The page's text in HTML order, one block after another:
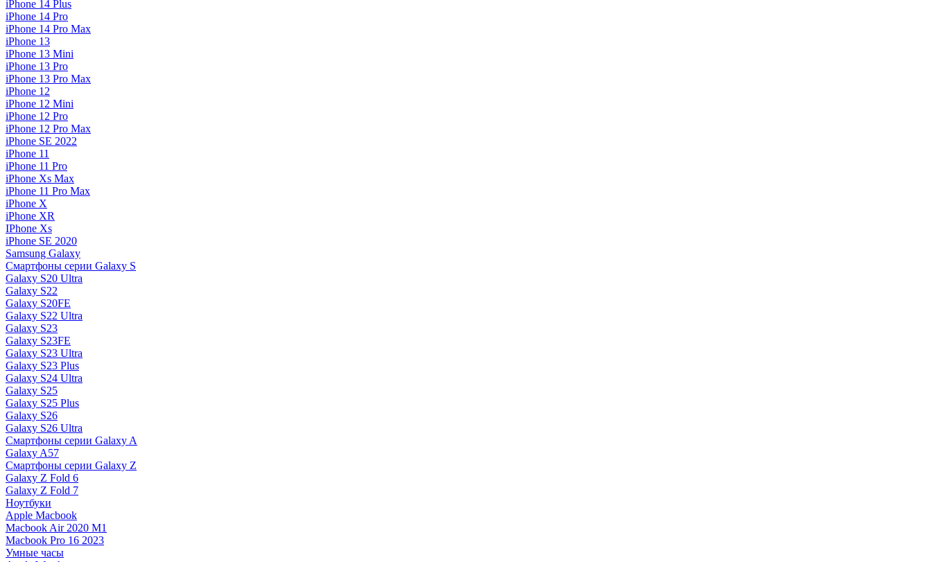
iPhone 14 Plus
iPhone 14 Pro
iPhone 14 Pro Max
iPhone 13
iPhone 13 Mini
iPhone 13 Pro
iPhone 13 Pro Max
iPhone 12
iPhone 12 Mini
iPhone 12 Pro
iPhone 12 Pro Max
iPhone SE 2022
iPhone 11
iPhone 11 Pro
iPhone Xs Max
iPhone 11 Pro Max
iPhone X
iPhone XR
IPhone Xs
iPhone SE 2020
Samsung Galaxy
Смартфоны серии Galaxy S
Galaxy S20 Ultra
Galaxy S22
Galaxy S20FE
Galaxy S22 Ultra
Galaxy S23
Galaxy S23FE
Galaxy S23 Ultra
Galaxy S23 Plus
Galaxy S24 Ultra
Galaxy S25
Galaxy S25 Plus
Galaxy S26
Galaxy S26 Ultra
Смартфоны серии Galaxy A
Galaxy A57
Смартфоны серии Galaxy Z
Galaxy Z Fold 6
Galaxy Z Fold 7
Ноутбуки
Apple Macbook
Macbook Air 2020 M1
Macbook Pro 16 2023
Умные часы